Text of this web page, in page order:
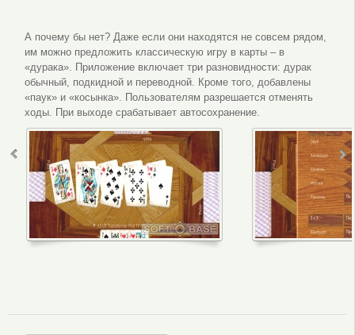
А почему бы нет? Даже если они находятся не совсем рядом,
им можно предложить классическую игру в карты – в
«дурака». Приложение включает три разновидности: дурак
обычный, подкидной и переводной. Кроме того, добавлены
«паук» и «косынка». Пользователям разрешается отменять
ходы. При выходе срабатывает автосохранение.